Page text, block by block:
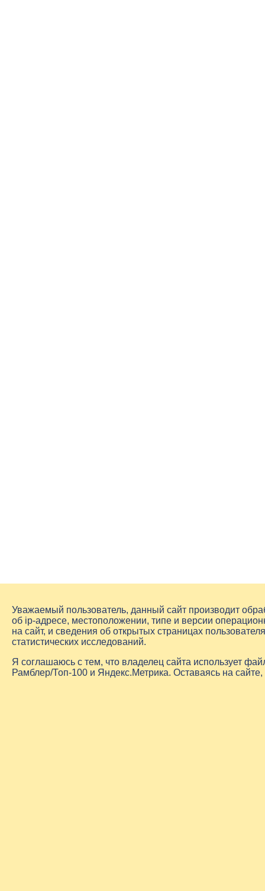
Уважаемый пользователь, данный сайт производит
об ip-адресе, местоположении, типе и версии
на сайт, и сведения об открытых страницах
статистических исследований.
Я соглашаюсь с тем, что владелец сайта использует
Рамблер/Топ-100 и Яндекс.Метрика. Оставаясь на